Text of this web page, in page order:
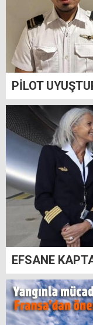
PİLOT
EFSANE